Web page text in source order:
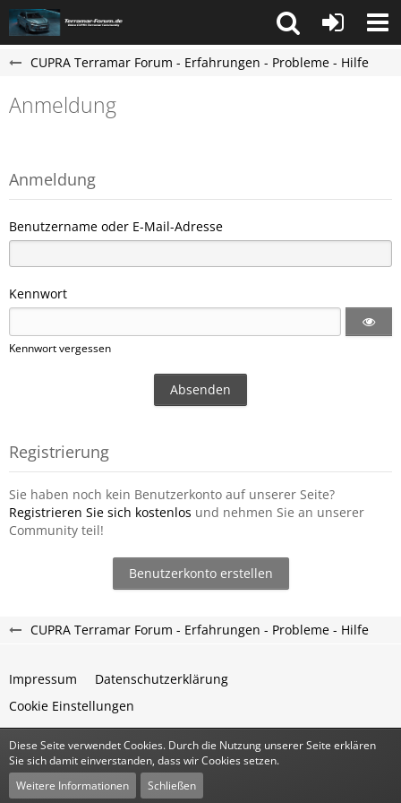
CUPRA Terramar Forum - Erfahrungen - Probleme - Hilfe
Anmeldung
Anmeldung
Benutzername oder E-Mail-Adresse
Kennwort
Kennwort vergessen
Registrierung
Sie haben noch kein Benutzerkonto auf unserer Seite?
Registrieren Sie sich kostenlos und nehmen Sie an unserer
Community teil!
Benutzerkonto erstellen
CUPRA Terramar Forum - Erfahrungen - Probleme - Hilfe
Impressum
Datenschutzerklärung
Cookie Einstellungen
Community-Software:WoltLab Suite™
Stil:Classicvon
Diese Seite verwendet Cookies. Durch die Nutzung unserer Seite erklären
Sie sich damit einverstanden, dass wir Cookies setzen.
Weitere Informationen
Schließen